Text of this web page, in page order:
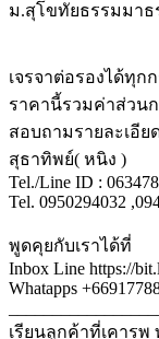
ม.สุโขทัยธรรมมาธ
เจรจาต่อรองได้ทุก
ราคานี้รวมค่าส่วนกล
สอบถามรายละเอีย
สุธาทิพย์( หนิง )
Tel./Line ID :
Tel. 0950294032
พูดคุยกับเราได้ที่
Inbox Line https://
Whatapps
เรียนลูกค้าที่เคาร